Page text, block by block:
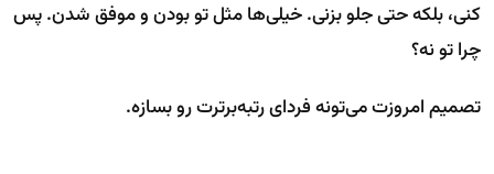
کنی، بلکه حتی جلو بزنی. خیلی‌ها مثل تو بودن و موفق شدن. پس
چرا تو نه؟
تصمیم امروزت می‌تونه فردای رتبه‌برترت رو بسازه.